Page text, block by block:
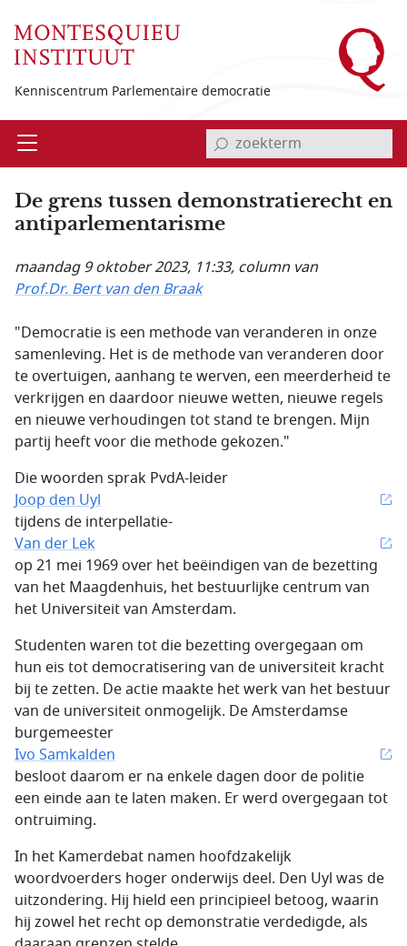
Kenniscentrum Parlementaire democratie
Open invoerveld zoekterm
De grens tussen demonstratierecht en
anti­parlementarisme
maandag 9 oktober 2023, 11:33, column van
Prof.Dr. Bert van den Braak
"Democratie is een methode van veranderen in onze
samenleving. Het is de methode van veranderen door
te overtuigen, aanhang te werven, een meerderheid te
verkrijgen en daardoor nieuwe wetten, nieuwe regels
en nieuwe verhoudingen tot stand te brengen. Mijn
partij heeft voor die methode gekozen."
Die woorden sprak PvdA-leider
Joop den Uyl
tijdens de interpellatie-
Van der Lek
op 21 mei 1969 over het beëindigen van de bezetting
van het Maagdenhuis, het bestuurlijke centrum van
het Universiteit van Amsterdam.
Studenten waren tot die bezetting overgegaan om
hun eis tot democratisering van de universiteit kracht
bij te zetten. De actie maakte het werk van het bestuur
van de universiteit onmogelijk. De Amsterdamse
burgemeester
Ivo Samkalden
besloot daarom er na enkele dagen door de politie
een einde aan te laten maken. Er werd overgegaan tot
ontruiming.
In het Kamerdebat namen hoofdzakelijk
woordvoerders hoger onderwijs deel. Den Uyl was de
uitzondering. Hij hield een principieel betoog, waarin
hij zowel het recht op demonstratie verdedigde, als